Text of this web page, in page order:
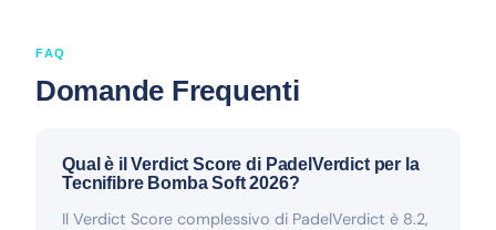
FAQ
Domande Frequenti
Qual è il Verdict Score di PadelVerdict per la
Tecnifibre Bomba Soft 2026?
Il Verdict Score complessivo di PadelVerdict è 8.2,